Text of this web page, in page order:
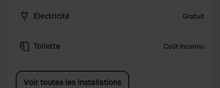
Électricité Gratuit
Toilette Coût inconnu
Voir toutes les installations